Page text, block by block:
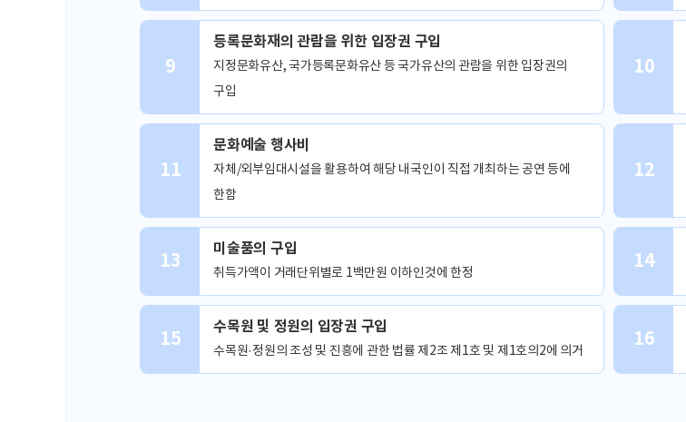
9
등록문화재의 관람을 위한 입장권 구입
지정문화유산, 국가등록문화유산 등 국가유산의 관람을 위한 입장권의
구입
10
11
문화예술 행사비
자체/외부임대시설을 활용하여 해당 내국인이 직접 개최하는 공연 등에
한함
12
13
미술품의 구입
취득가액이 거래단위별로 1백만원 이하인것에 한정
14
15
수목원 및 정원의 입장권 구입
수목원·정원의 조성 및 진흥에 관한 법률 제2조 제1호 및 제1호의2에 의거
16